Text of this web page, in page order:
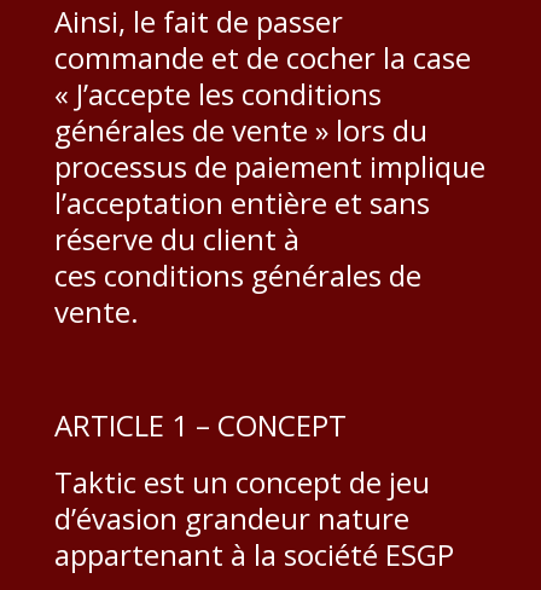
Ainsi, le fait de passer
commande et de cocher la case
« J’accepte les conditions
générales de vente » lors du
processus de paiement implique
l’acceptation entière et sans
réserve du client à
ces conditions générales de
vente.
ARTICLE 1 – CONCEPT
Taktic est un concept de jeu
d’évasion grandeur nature
appartenant à la société ESGP